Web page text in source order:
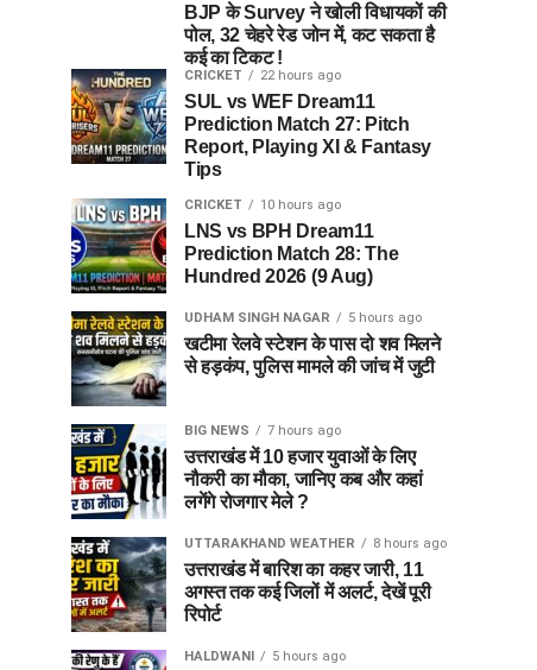
BJP के Survey ने खोली विधायकों की
पोल, 32 चेहरे रेड जोन में, कट सकता है
कई का टिकट !
CRICKET 22 hours ago
SUL vs WEF Dream11
Prediction Match 27: Pitch
Report, Playing XI & Fantasy
Tips
CRICKET 10 hours ago
LNS vs BPH Dream11
Prediction Match 28: The
Hundred 2026 (9 Aug)
UDHAM SINGH NAGAR 5 hours ago
खटीमा रेलवे स्टेशन के पास दो शव मिलने
से हड़कंप, पुलिस मामले की जांच में जुटी
BIG NEWS 7 hours ago
उत्तराखंड में 10 हजार युवाओं के लिए
नौकरी का मौका, जानिए कब और कहां
लगेंगे रोजगार मेले ?
UTTARAKHAND WEATHER 8 hours ago
उत्तराखंड में बारिश का कहर जारी, 11
अगस्त तक कई जिलों में अलर्ट, देखें पूरी
रिपोर्ट
HALDWANI 5 hours ago